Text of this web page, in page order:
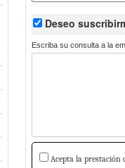
Deseo
Escriba su consulta a la
Acepta la prestación